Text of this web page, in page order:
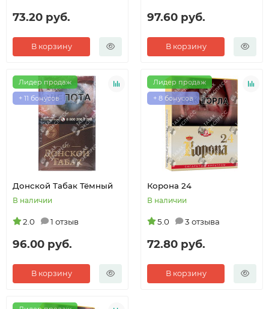
73.20 руб.
В корзину
97.60 руб.
В корзину
Лидер продаж
+ 11 бонусов
Донской Табак Тёмный
В наличии
2.0 1 отзыв
96.00 руб.
В корзину
Лидер продаж
+ 8 бонусов
Корона 24
В наличии
5.0 3 отзыва
72.80 руб.
В корзину